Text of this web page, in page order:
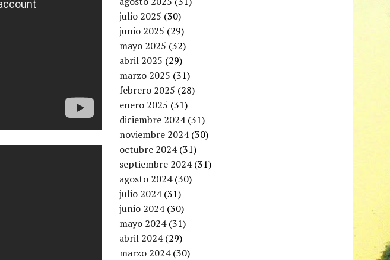
julio 2025 (30)
junio 2025 (29)
mayo 2025 (32)
abril 2025 (29)
marzo 2025 (31)
febrero 2025 (28)
enero 2025 (31)
diciembre 2024(31)
noviembre 2024(30)
octubre 2024(31)
septiembre 2024(31)
agosto 2024(30)
julio 2024(31)
junio 2024(30)
mayo 2024(31)
abril 2024(29)
marzo 2024(30)